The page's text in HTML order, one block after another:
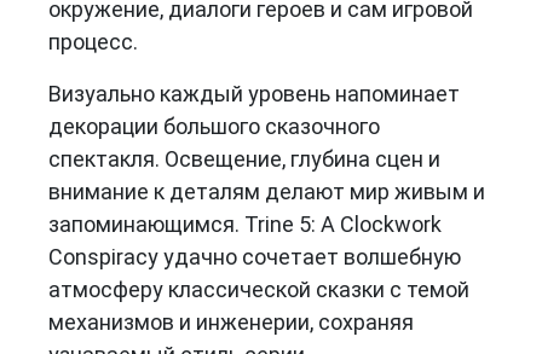
окружение, диалоги героев и сам игровой
процесс.
Визуально каждый уровень напоминает
декорации большого сказочного
спектакля. Освещение, глубина сцен и
внимание к деталям делают мир живым и
запоминающимся. Trine 5: A Clockwork
Conspiracy удачно сочетает волшебную
атмосферу классической сказки с темой
механизмов и инженерии, сохраняя